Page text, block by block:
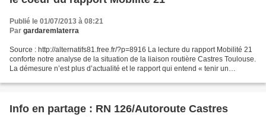
Publié le 01/07/2013 à 08:21
Par gardaremlaterra
Source : http://alternatifs81.free.fr/?p=8916 La lecture du rapport Mobilité 21
conforte notre analyse de la situation de la liaison routière Castres Toulouse.
La démesure n’est plus d’actualité et le rapport qui entend « tenir un
Info en partage : RN 126/Autoroute Castres